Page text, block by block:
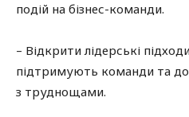
подій на бізнес-команди.
– Відкрити лідерські
підтримують команди та
з труднощами.